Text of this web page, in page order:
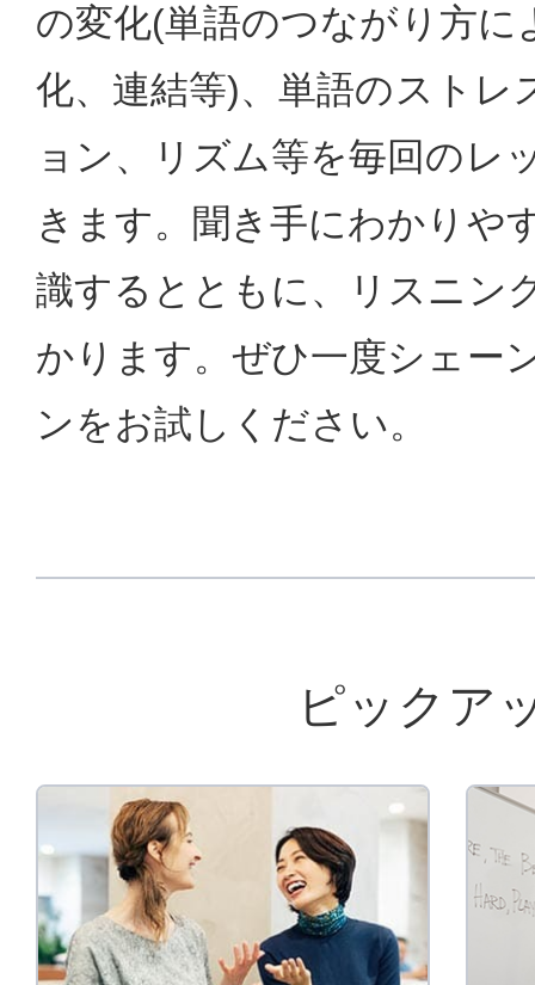
の変化(単語のつながり方に
化、連結等)、単語のストレ
ョン、リズム等を毎回のレ
きます。聞き手にわかりや
識するとともに、リスニン
かります。ぜひ一度シェー
ンをお試しください。
ピックア